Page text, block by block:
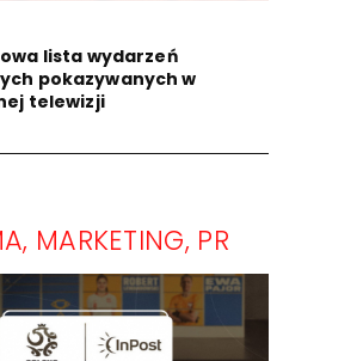
lista wydarzeń
pokazywanych w
telewizji
MARKETING, PR